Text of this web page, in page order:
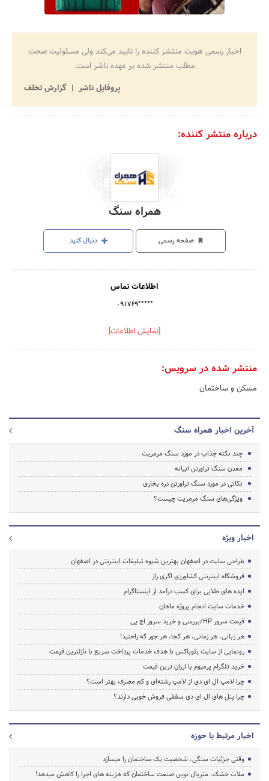
اخبار رسمی هویت منتشر کننده را تایید می‌کند ولی مسئولیت صحت
مطلب منتشر شده بر عهده ناشر است.
پروفایل ناشر
گزارش تخلف
درباره منتشر کننده:
همراه سنگ
صفحه رسمی دنبال کنید
اطلاعات تماس
۰۹۱۷۶۹*****
[نمایش اطلاعات]
منتشر شده در سرویس:
مسکن و ساختمان
آخرین اخبار همراه سنگ
چند نکته جذاب در مورد سنگ مرمریت
معدن سنگ تراورتن ابیانه
نکاتی در مورد سنگ تراورتن دره بخاری
ویژگی‌های سنگ مرمریت چیست؟
اخبار ویژه
طراحی سایت در اصفهان بهترین شیوه تبلیغات اینترنتی در اصفهان
فروشگاه اینترنتی کشاورزی اگری راز
ایده های طلایی برای کسب درآمد از اینستاگرام
خدمات سایت انجام پروژه ماهان
قیمت سرور HP/بررسی و خرید سرور اچ پی
هر زبانی، هر زمانی، هر کجا، هر جور که راحتید!
رونمایی از سایت بلوباکس با هدف خدمات پرداخت سریع با نازلترین قیمت
خرید تلگرام پرمیوم با ارزان ترین قیمت
چرا لامپ ال ای دی از لامپ رشته‌ای و کم مصرف بهتر است؟
چرا پنل های ال ای دی سقفی فروش خوبی دارند؟
اخبار مرتبط با حوزه
وقتی جزئیات سنگی، شخصیت یک ساختمان را میسازد
ملات خشک، متریال نوین صنعت ساختمان که هزینه‌ های اجرا را کاهش میدهد!